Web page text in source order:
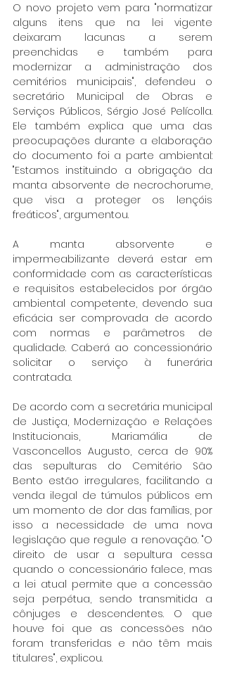
O novo projeto vem para "normatizar
alguns itens que na lei vigente
deixaram lacunas a serem
preenchidas e também para
modernizar a administração dos
cemitérios municipais", defendeu o
secretário Municipal de Obras e
Serviços Públicos, Sérgio José Pelícolla.
Ele também explica que uma das
preocupações durante a elaboração
do documento foi a parte ambiental:
"Estamos instituindo a obrigação da
manta absorvente de necrochorume,
que visa a proteger os lençóis
freáticos", argumentou.
A manta absorvente e
impermeabilizante deverá estar em
conformidade com as características
e requisitos estabelecidos por órgão
ambiental competente, devendo sua
eficácia ser comprovada de acordo
com normas e parâmetros de
qualidade. Caberá ao concessionário
solicitar o serviço à funerária
contratada.
De acordo com a secretária municipal
de Justiça, Modernização e Relações
Institucionais, Mariamália de
Vasconcellos Augusto, cerca de 90%
das sepulturas do Cemitério São
Bento estão irregulares, facilitando a
venda ilegal de túmulos públicos em
um momento de dor das famílias, por
isso a necessidade de uma nova
legislação que regule a renovação. "O
direito de usar a sepultura cessa
quando o concessionário falece, mas
a lei atual permite que a concessão
seja perpétua, sendo transmitida a
cônjuges e descendentes. O que
houve foi que as concessões não
foram transferidas e não têm mais
titulares", explicou.